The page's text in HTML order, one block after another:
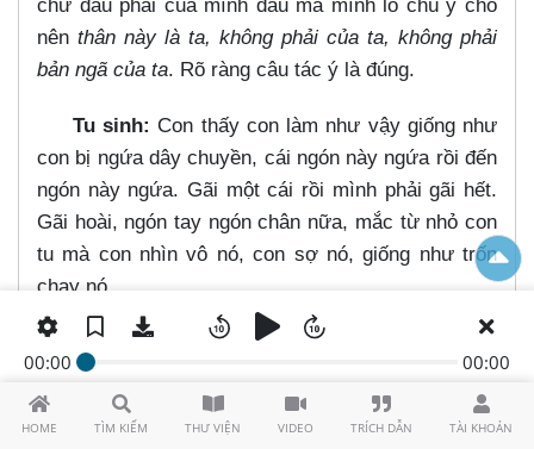
HOME TÌM KIẾM THƯ VIỆN VIDEO TRÍCH DẪN TÀI KHOẢN
00:00 00:00
chứ đâu phải của mình đâu mà mình lo chú ý cho
nên thân này là ta, không phải của ta, không phải
bản ngã của ta. Rõ ràng câu tác ý là đúng.
Tu sinh: Con thấy con làm như vậy giống như
con bị ngứa dây chuyền, cái ngón này ngứa rồi đến
ngón này ngứa. Gãi một cái rồi mình phải gãi hết.
Gãi hoài, ngón tay ngón chân nữa, mắc từ nhỏ con
tu mà con nhìn vô nó, con sợ nó, giống như trốn
chạy nó.
Trưởng lão: Mình chỉ đuổi nó
thường, mày đi đi”
, cái đó cách thức tác ý đuổi,
còn cái này con nói trở lại
“Nó không phải là mình"
Kệ nó làm gì làm mình cứ lo cái chuyện của mình